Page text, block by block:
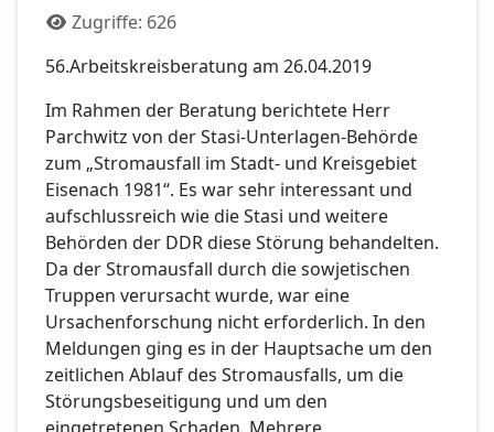
Zugriffe: 626
56.Arbeitskreisberatung am 26.04.2019
Im Rahmen der Beratung berichtete Herr
Parchwitz von der Stasi-Unterlagen-Behörde
zum „Stromausfall im Stadt- und Kreisgebiet
Eisenach 1981“. Es war sehr interessant und
aufschlussreich wie die Stasi und weitere
Behörden der DDR diese Störung behandelten.
Da der Stromausfall durch die sowjetischen
Truppen verursacht wurde, war eine
Ursachenforschung nicht erforderlich. In den
Meldungen ging es in der Hauptsache um den
zeitlichen Ablauf des Stromausfalls, um die
Störungsbeseitigung und um den